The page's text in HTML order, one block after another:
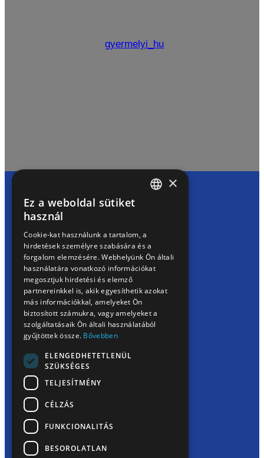
gyermelyi_hu
KÖVESS MINKET
Facebook InstagramTikTok
HASZNOS LINKEK
SK
RO
×
Ez a weboldal sütiket
használ
Cookie-kat használunk a tartalom, a
hirdetések személyre szabására és a
forgalom elemzésére. Webhelyünk Ön általi
használatára vonatkozó információkat
megosztjuk hirdetési és elemző
partnereinkkel is, akik egyesíthetik azokat
más információkkal, amelyeket Ön
biztosított számukra, vagy amelyeket a
szolgáltatásaik Ön általi használatából
gyűjtöttek össze. Bővebben
ELENGEDHETETLENÜL
SZÜKSÉGES
TELJESÍTMÉNY
CÉLZÁS
FUNKCIONALITÁS
BESOROLATLAN